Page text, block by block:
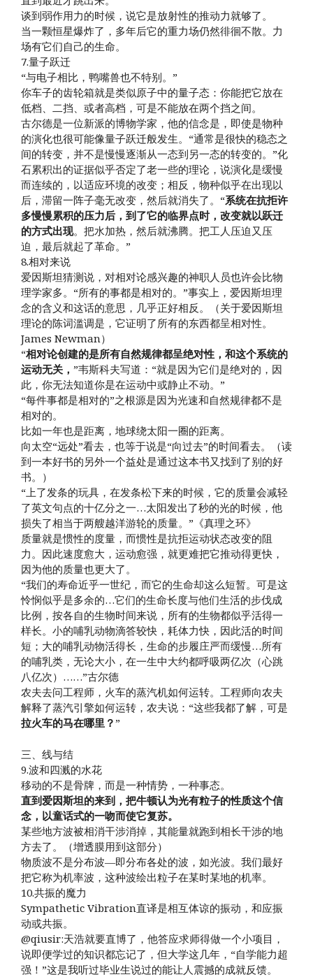
谈到弱作用力的时候，说它是放射性的推动力就够了。
当一颗恒星爆炸了，多年后它的重力场仍然徘徊不散。力
场有它们自己的生命。
7.量子跃迁
“与电子相比，鸭嘴兽也不特别。”
你车子的齿轮箱就是类似原子中的量子态：你能把它放在
低档、二挡、或者高档，可是不能放在两个挡之间。
古尔德是一位新派的博物学家，他的信念是，即使是物种
的演化也很可能像量子跃迁般发生。“通常是很快的稳态之
间的转变，并不是慢慢逐渐从一态到另一态的转变的。”化
石累积出的证据似乎否定了老一些的理论，说演化是缓慢
而连续的，以适应环境的改变；相反，物种似乎在出现以
后，滞留一阵子毫无改变，然后就消失了。“系统在抗拒许
多慢慢累积的压力后，到了它的临界点时，改变就以跃迁
的方式出现。把水加热，然后就沸腾。把工人压迫又压
迫，最后就起了革命。”
8.相对来说
爱因斯坦猜测说，对相对论感兴趣的神职人员也许会比物
理学家多。“所有的事都是相对的。”事实上，爱因斯坦理
念的含义和这话的意思，几乎正好相反。（关于爱因斯坦
理论的陈词滥调是，它证明了所有的东西都呈相对性。
James Newman）
“相对论创建的是所有自然规律都呈绝对性，和这个系统的
运动无关， ”韦斯科夫写道：“就是因为它们是绝对的，因
此，你无法知道你是在运动中或静止不动。”
“每件事都是相对的”之根源是因为光速和自然规律都不是
相对的。
比如一年也是距离，地球绕太阳一圈的距离。
向太空“远处”看去，也等于说是“向过去”的时间看去。（读
到一本好书的另外一个益处是通过这本书又找到了别的好
书。）
“上了发条的玩具，在发条松下来的时候，它的质量会减轻
了英文句点的十亿分之一…太阳发出了秒的光的时候，他
损失了相当于两艘越洋游轮的质量。”《真理之环》
质量就是惯性的度量，而惯性是抗拒运动状态改变的阻
力。因此速度愈大，运动愈强，就更难把它推动得更快，
因为他的质量也更大了。
“我们的寿命近乎一世纪，而它的生命却这么短暂。可是这
怜悯似乎是多余的…它们的生命长度与他们生活的步伐成
比例，按各自的生物时间来说，所有的生物都似乎活得一
样长。小的哺乳动物滴答较快，耗体力快，因此活的时间
短；大的哺乳动物活得长，生命的步履庄严而缓慢…所有
的哺乳类，无论大小，在一生中大约都呼吸两亿次（心跳
八亿次）……”古尔德
农夫去问工程师，火车的蒸汽机如何运转。工程师向农夫
解释了蒸汽引擎如何运转，农夫说：“这些我都了解，可是
拉火车的马在哪里？”
三、线与结
9.波和四溅的水花
移动的不是骨牌，而是一种情势，一种事态。
直到爱因斯坦的来到，把牛顿认为光有粒子的性质这个信
念，以童话式的一吻而使它复苏。
某些地方波被相消干涉消掉，其能量就跑到相长干涉的地
方去了。（增透膜用到这部分）
物质波不是分布波—即分布各处的波，如光波。我们最好
把它称为机率波，这种波绘出粒子在某时某地的机率。
10.共振的魔力
Sympathetic Vibration直译是相互体谅的振动，和应振
动或共振。
@qiusir:天浩就要直博了，他答应求师得做一个小项目，
说即便学过的知识都忘记了，但大学这几年，“自学能力超
强！”这是我听过毕业生说过的能让人震撼的成就反馈。